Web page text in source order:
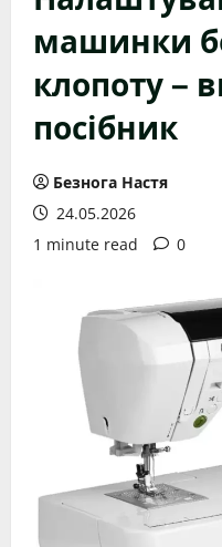
машинки
клопоту –
посібник
Безнога Настя
24.05.2026
1 minute read
0